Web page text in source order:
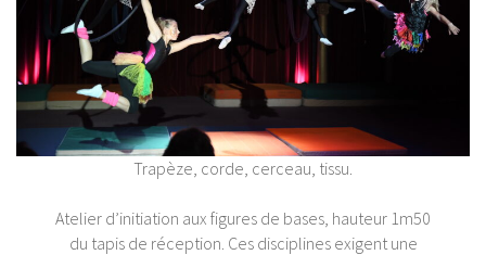
Trapèze, corde, cerceau, tissu.
Atelier d’initiation aux figures de bases, hauteur 1m50
du tapis de réception. Ces disciplines exigent une